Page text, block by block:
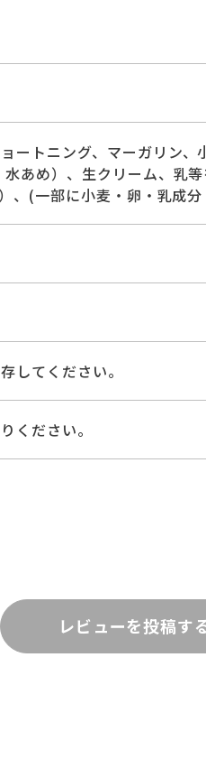
ートニング、マーガリン
あめ）、生クリーム、乳
(一部に小麦・卵・乳成分
してください。
ください。
レビューを投稿す